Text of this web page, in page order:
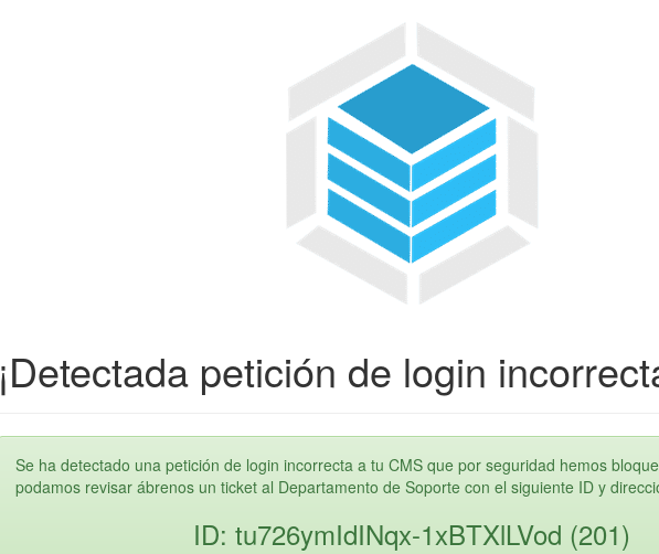
¡Detectada petición de login
Se ha detectado una petición de login incorrecta a tu CMS que por seguridad hemos
podamos revisar ábrenos un ticket al Departamento de Soporte con el siguiente ID y
ID: tu726ymIdINqx-1xBTXlLVod (201)